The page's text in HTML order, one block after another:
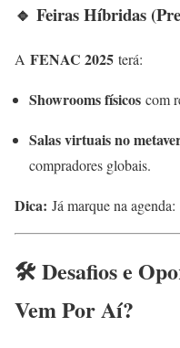
🔹 Feiras Híbridas
A FENAC 2025 terá:
Showrooms físicos com
Salas virtuais no
compradores globais.
Dica: Já marque na agenda:
🛠️ Desafios e
Vem Por Aí?